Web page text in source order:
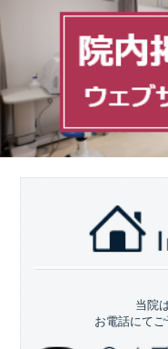
当院
お電話にてご